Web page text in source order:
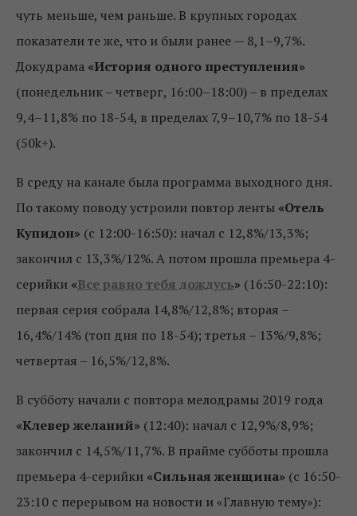
чуть меньше, чем раньше. В крупных городах
показатели те же, что и были ранее — 8,1–9,7%.
Докудрама «История одного преступления»
(понедельник – четверг, 16:00–18:00) – в пределах
9,4–11,8% по 18-54, в пределах 7,9–10,7% по 18-54
(50k+).
В среду на канале была программа выходного дня.
По такому поводу устроили повтор ленты «Отель
Купидон» (с 12:00-16:50): начал с 12,8%/13,3%;
закончил с 13,3%/12%. А потом прошла премьера 4-
серийки «Все равно тебя дождусь» (16:50-22:10):
первая серия собрала 14,8%/12,8%; вторая –
16,4%/14% (топ дня по 18-54); третья – 13%/9,8%;
четвертая – 16,5%/12,8%.
В субботу начали с повтора мелодрамы 2019 года
«Клевер желаний» (12:40): начал с 12,9%/8,9%;
закончил с 14,5%/11,7%. В прайме субботы прошла
премьера 4-серийки «Сильная женщина» (с 16:50-
23:10 с перерывом на новости и «Главную тему»):